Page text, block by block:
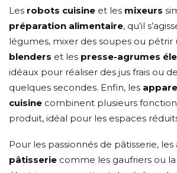
Les robots cuisine et les mixeurs
préparation alimentaire, qu’il
légumes, mixer des soupes ou pétrir
blenders et les presse-agrumes
idéaux pour réaliser des jus frais ou
quelques secondes. Enfin, les
cuisine combinent plusieurs
produit, idéal pour les espaces
Pour les passionnés de pâtisserie, les
pâtisserie comme les gaufriers ou